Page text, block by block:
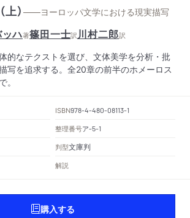
）——ヨーロッパ文学における現実描写
ハ著篠田一士訳川村二郎訳
的なテクストを選び、文体美学を分析・批
写を追求する。全20章の前半のホメーロス
。
ISBN978-4-480-08113-1
整理番号ア-5-1
判型文庫判
解説
購入する